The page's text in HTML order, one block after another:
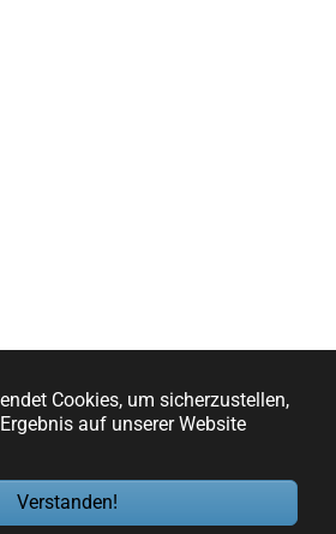
Cookies, um sicherzustellen,
auf unserer Website
Verstanden!